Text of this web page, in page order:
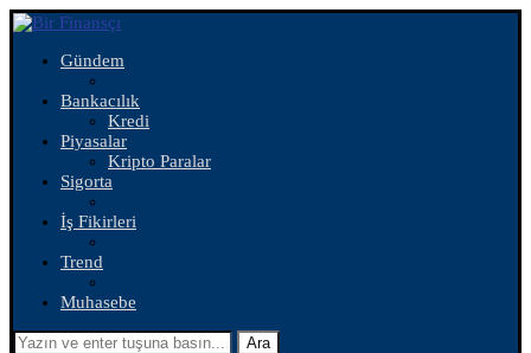
Gündem
Bankacılık
Kredi
Piyasalar
Kripto Paralar
Sigorta
İş Fikirleri
Trend
Muhasebe
Ara